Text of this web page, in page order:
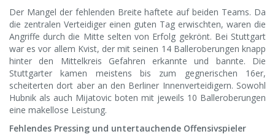
Der Mangel der fehlenden Breite haftete auf beiden Teams. Da
die zentralen Verteidiger einen guten Tag erwischten, waren die
Angriffe durch die Mitte selten von Erfolg gekrönt. Bei Stuttgart
war es vor allem Kvist, der mit seinen 14 Balleroberungen knapp
hinter den Mittelkreis Gefahren erkannte und bannte. Die
Stuttgarter kamen meistens bis zum gegnerischen 16er,
scheiterten dort aber an den Berliner Innenverteidigern. Sowohl
Hubnik als auch Mijatovic boten mit jeweils 10 Balleroberungen
eine makellose Leistung.
Fehlendes Pressing und untertauchende Offensivspieler